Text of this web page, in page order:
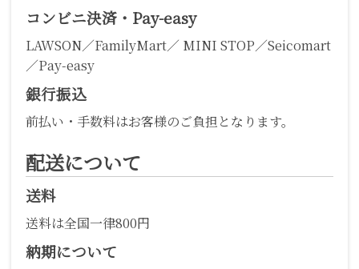
コンビニ決済・Pay-easy
LAWSON／FamilyMart／ MINI STOP／Seicomart
／Pay-easy
銀行振込
前払い・手数料はお客様のご負担となります。
配送について
送料
送料は全国一律800円
納期について